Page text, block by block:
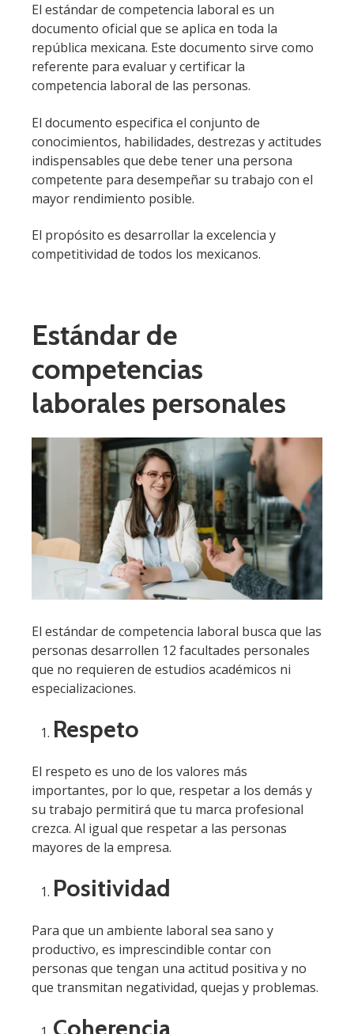
El estándar de competencia laboral es un
documento oficial que se aplica en toda la
república mexicana. Este documento sirve como
referente para evaluar y certificar la
competencia laboral de las personas.
El documento especifica el conjunto de
conocimientos, habilidades, destrezas y actitudes
indispensables que debe tener una persona
competente para desempeñar su trabajo con el
mayor rendimiento posible.
El propósito es desarrollar la excelencia y
competitividad de todos los mexicanos.
Estándar de
competencias
laborales personales
El estándar de competencia laboral busca que las
personas desarrollen 12 facultades personales
que no requieren de estudios académicos ni
especializaciones.
Respeto
El respeto es uno de los valores más
importantes, por lo que, respetar a los demás y
su trabajo permitirá que tu marca profesional
crezca. Al igual que respetar a las personas
mayores de la empresa.
Positividad
Para que un ambiente laboral sea sano y
productivo, es imprescindible contar con
personas que tengan una actitud positiva y no
que transmitan negatividad, quejas y problemas.
Coherencia